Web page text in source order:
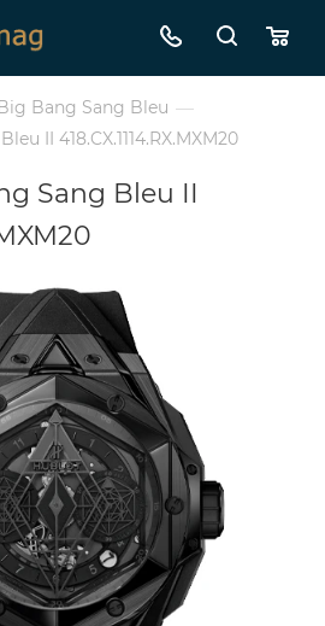
Bang Sang Bleu —
II 418.CX.1114.RX.MXM20
Sang Bleu II